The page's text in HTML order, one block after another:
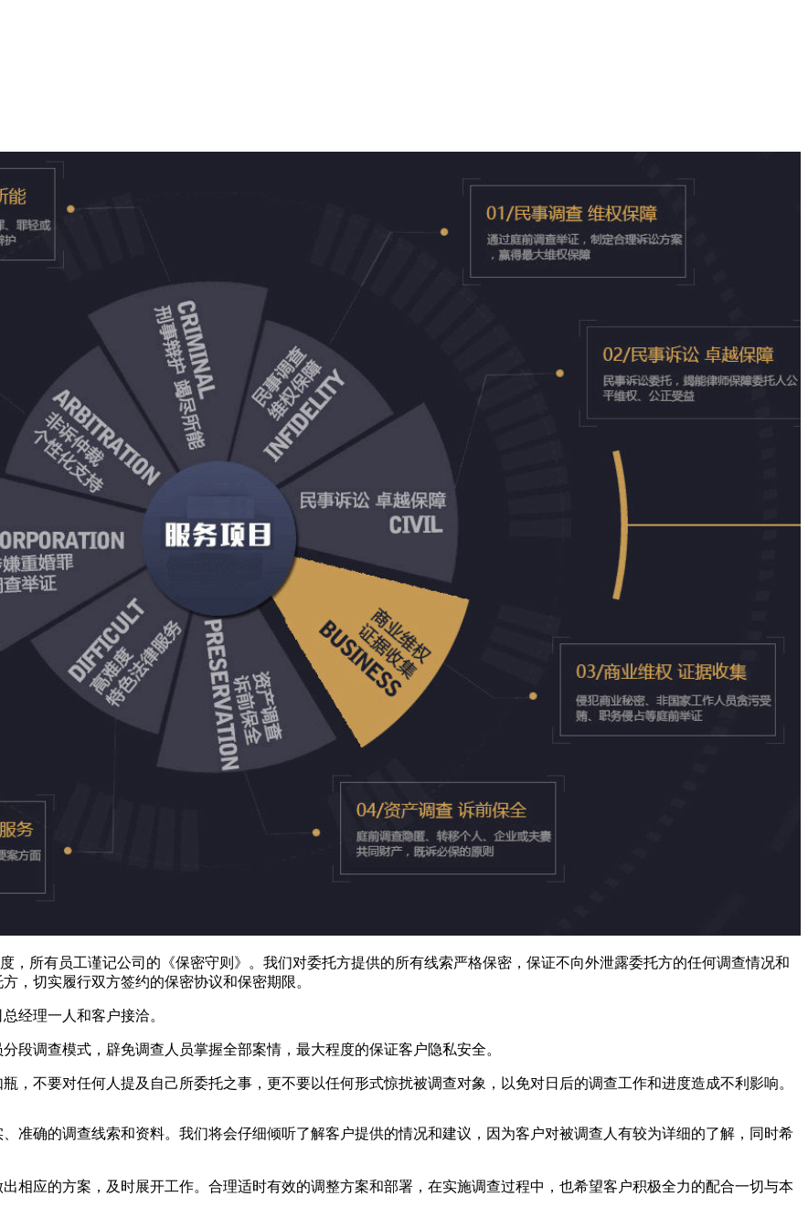
所有员工谨记公司的《保密守则》。我们对委托方提供的所有线索严格保密，保证不向外泄露委托方的任何调查情况和
，切实履行双方签约的保密协议和保密期限。
经理一人和客户接洽。
调查模式，辟免调查人员掌握全部案情，最大程度的保证客户隐私安全。
不要对任何人提及自己所委托之事，更不要以任何形式惊扰被调查对象，以免对日后的调查工作和进度造成不利影响。
确的调查线索和资料。我们将会仔细倾听了解客户提供的情况和建议，因为客户对被调查人有较为详细的了解，同时希
应的方案，及时展开工作。合理适时有效的调整方案和部署，在实施调查过程中，也希望客户积极全力的配合一切与本